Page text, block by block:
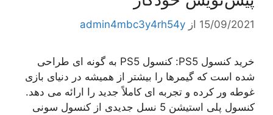
15/09/2021 از admin4mbc3y4rh54y
خرید کنسول PS5: کنسول PS5 به گونه ای طراحی
شده است که گیمرها را بیشتر از همیشه در دنیای بازی
غوطه ور کرده و تجربه ای کاملاً جدید را ارائه می دهد.
کنسول پلی استیشن 5 نسل جدیدی از کنسول سونی